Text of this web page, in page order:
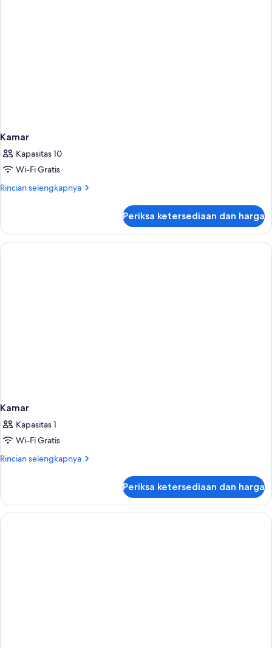
Kamar
Kapasitas 10
Wi-Fi Gratis
Rincian selengkapnya
Rincian
Kamar
Periksa ketersediaan dan harga
Kamar
Kapasitas 1
Wi-Fi Gratis
Rincian selengkapnya
Rincian
Kamar
Periksa ketersediaan dan harga